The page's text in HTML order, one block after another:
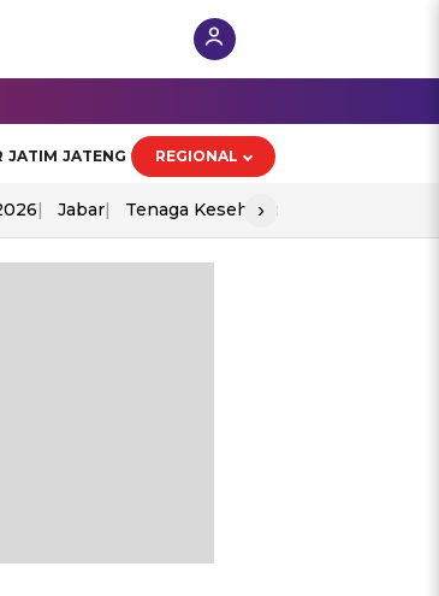
JATIM JATENG REGIONAL
Jabar Tenaga Kesehatan
›